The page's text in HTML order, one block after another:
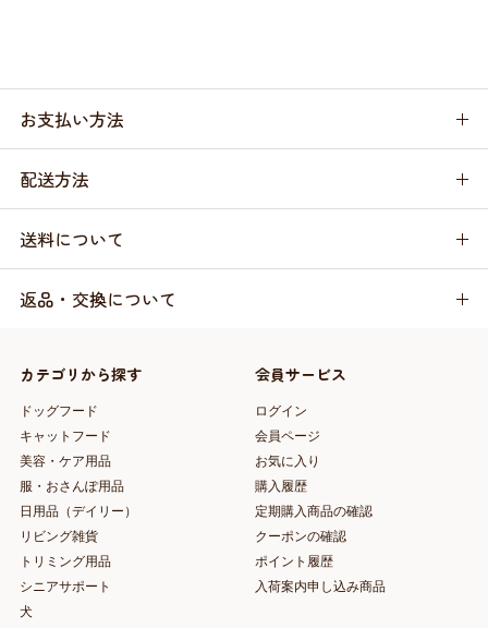
お支払い方法
配送方法
送料について
返品・交換について
カテゴリから探す
ドッグフード
キャットフード
美容・ケア用品
服・おさんぽ用品
日用品（デイリー）
リビング雑貨
トリミング用品
シニアサポート
犬
会員サービス
ログイン
会員ページ
お気に入り
購入履歴
定期購入商品の確認
クーポンの確認
ポイント履歴
入荷案内申し込み商品